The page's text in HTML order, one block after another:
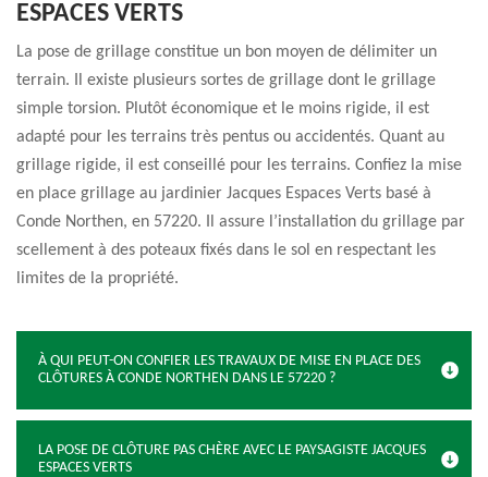
ESPACES VERTS
La pose de grillage constitue un bon moyen de délimiter un
terrain. Il existe plusieurs sortes de grillage dont le grillage
simple torsion. Plutôt économique et le moins rigide, il est
adapté pour les terrains très pentus ou accidentés. Quant au
grillage rigide, il est conseillé pour les terrains. Confiez la mise
en place grillage au jardinier Jacques Espaces Verts basé à
Conde Northen, en 57220. Il assure l’installation du grillage par
scellement à des poteaux fixés dans le sol en respectant les
limites de la propriété.
À QUI PEUT-ON CONFIER LES TRAVAUX DE MISE EN PLACE DES
CLÔTURES À CONDE NORTHEN DANS LE 57220 ?
LA POSE DE CLÔTURE PAS CHÈRE AVEC LE PAYSAGISTE JACQUES
ESPACES VERTS